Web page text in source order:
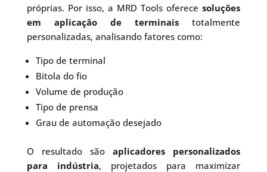
próprias. Por isso, a MRD Tools oferecesoluções
em aplicação de terminais totalmente
personalizadas, analisando fatores como:
Tipo de terminal
Bitola do fio
Volume de produção
Tipo de prensa
Grau de automação desejado
O resultado sãoaplicadores personalizados
para indústria, projetados para maximizar